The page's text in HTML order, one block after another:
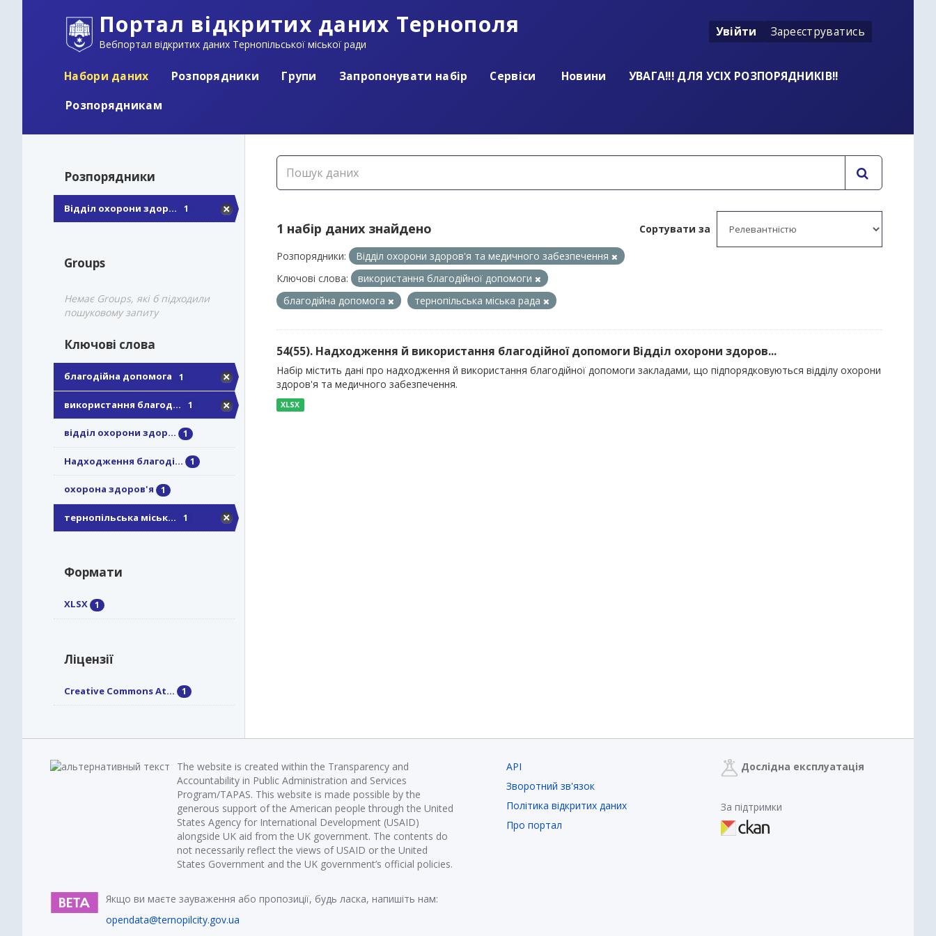
Портал відкритих даних Тернополя
Вебпортал відкритих даних Тернопільської міської ради
Увійти Зареєструватись
Набори даних Розпорядники Групи Запропонувати набір Сервіси Новини
УВАГА!!! ДЛЯ УСІХ РОЗПОРЯДНИКІВ!!
Розпорядникам
Розпорядники
Відділ охорони здор... 1
Groups
Немає Groups, які б підходили
пошуковому запиту
Ключові слова
благодійна допомога 1
використання благод... 1
відділ охорони здор... 1
Надходження благоді... 1
охорона здоров'я 1
тернопільська міськ... 1
Формати
XLSX 1
Ліцензії
Creative Commons At... 1
Сортувати за
1 набір даних знайдено
Розпорядники:
Відділ охорони здоров'я та медичного забезпечення
Ключові слова:
використання благодійної допомоги
благодійна допомога
тернопільська міська рада
54(55). Надходження й використання благодійної допомоги Відділ охорони здоров...
Набір містить дані про надходження й використання благодійної допомоги закладами, що підпорядковуються відділу охорони
здоров'я та медичного забезпечення.
XLSX
The website is created within the Transparency and
Accountability in Public Administration and Services
Program/TAPAS. This website is made possible by the
generous support of the American people through the United
States Agency for International Development (USAID)
alongside UK aid from the UK government. The contents do
not necessarily reflect the views of USAID or the United
States Government and the UK government’s official policies.
Якщо ви маєте зауваження або пропозиції, будь ласка, напишіть нам:
opendata@ternopilcity.gov.ua
API
Зворотний зв'язок
Політика відкритих даних
Про портал
Дослідна експлуатація
За підтримки